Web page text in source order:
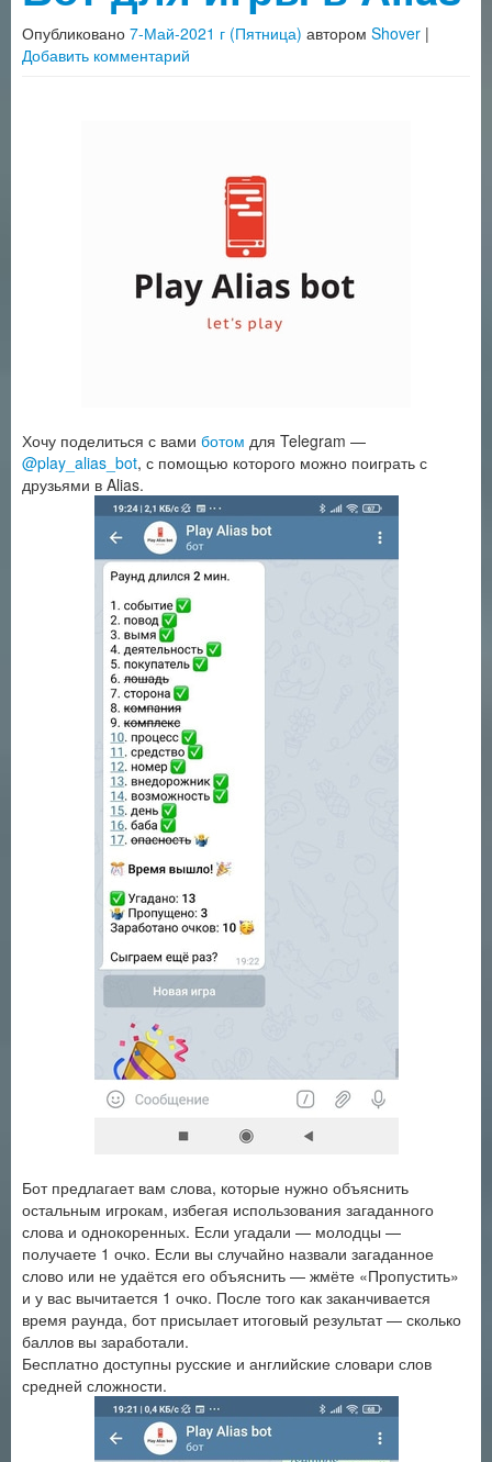
Опубликовано 7-Май-2021 г (Пятница) автором Shover |
Добавить комментарий
Хочу поделиться с вами ботом для Telegram —
@play_alias_bot, с помощью которого можно поиграть с
друзьями в Alias.
Бот предлагает вам слова, которые нужно объяснить
остальным игрокам, избегая использования загаданного
слова и однокоренных. Если угадали — молодцы —
получаете 1 очко. Если вы случайно назвали загаданное
слово или не удаётся его объяснить — жмёте «Пропустить»
и у вас вычитается 1 очко. После того как заканчивается
время раунда, бот присылает итоговый результат — сколько
баллов вы заработали.
Бесплатно доступны русские и английские словари слов
средней сложности.